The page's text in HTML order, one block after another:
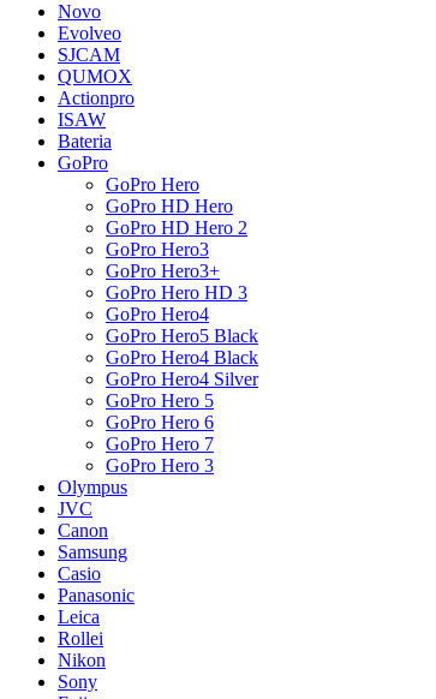
Novo
Evolveo
SJCAM
QUMOX
Actionpro
ISAW
Bateria
GoPro
GoPro Hero
GoPro HD Hero
GoPro HD Hero 2
GoPro Hero3
GoPro Hero3+
GoPro Hero HD 3
GoPro Hero4
GoPro Hero5 Black
GoPro Hero4 Black
GoPro Hero4 Silver
GoPro Hero 5
GoPro Hero 6
GoPro Hero 7
GoPro Hero 3
Olympus
JVC
Canon
Samsung
Casio
Panasonic
Leica
Rollei
Nikon
Sony